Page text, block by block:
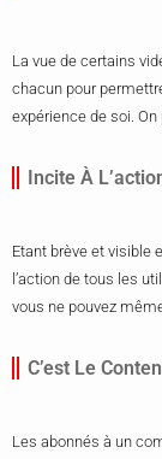
La vue de certains
chacun pour
expérience de soi.
Incite À
Etant brève et visible
l’action de tous les
vous ne pouvez
C’est Le
Les abonnés à un